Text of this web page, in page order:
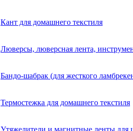
Кант для домашнего текстиля
Люверсы, люверсная лента,
Бандо-шабрак (для жесткого
Термостежка для домашнего текстиля
Утяжелители и магнитные ленты для